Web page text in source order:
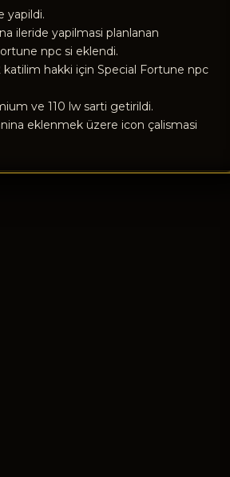
yapildi.
ileride yapilmasi planlanan
npc si eklendi.
hakki için Special Fortune npc
ve 110 lw sarti getirildi.
eklenmek üzere icon çalismasi